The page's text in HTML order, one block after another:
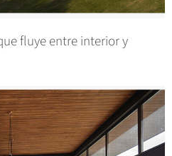
fluye entre interior y